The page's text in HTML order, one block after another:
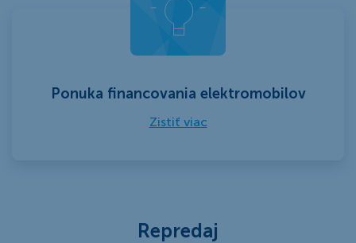
Ponuka financovania elektromobilov
Zistiť viac
Repredaj